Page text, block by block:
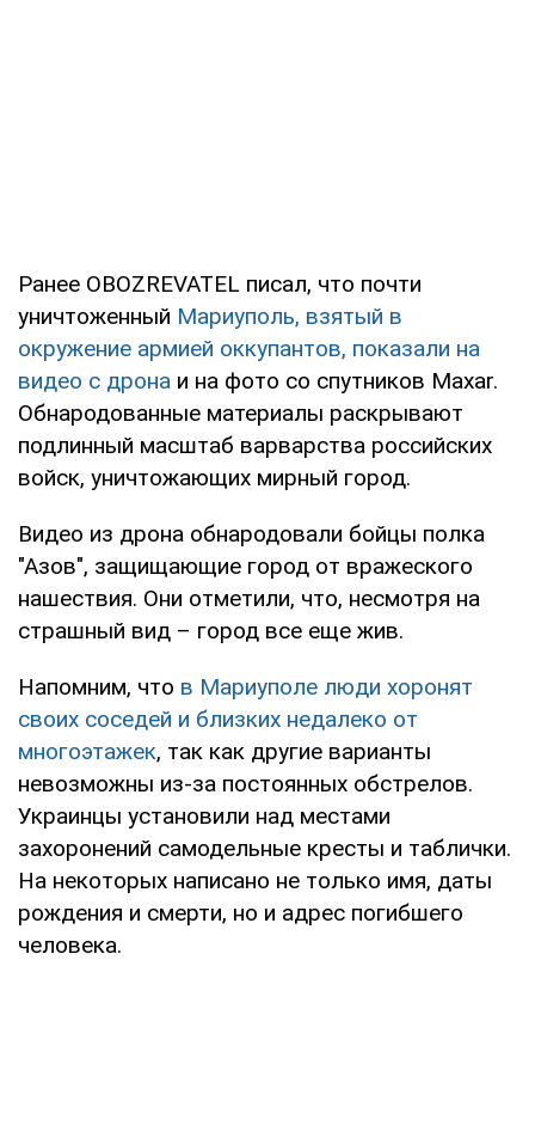
Ранее OBOZREVATEL писал, что почти
уничтоженный Мариуполь, взятый в
окружение армией оккупантов, показали на
видео с дрона и на фото со спутников Maxar.
Обнародованные материалы раскрывают
подлинный масштаб варварства российских
войск, уничтожающих мирный город.
Видео из дрона обнародовали бойцы полка
"Азов", защищающие город от вражеского
нашествия. Они отметили, что, несмотря на
страшный вид – город все еще жив.
Напомним, что в Мариуполе люди хоронят
своих соседей и близких недалеко от
многоэтажек, так как другие варианты
невозможны из-за постоянных обстрелов.
Украинцы установили над местами
захоронений самодельные кресты и таблички.
На некоторых написано не только имя, даты
рождения и смерти, но и адрес погибшего
человека.